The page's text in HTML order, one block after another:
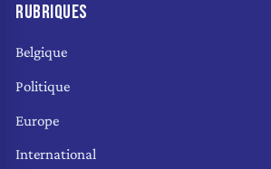
RUBRIQUES
Belgique
Politique
Europe
International